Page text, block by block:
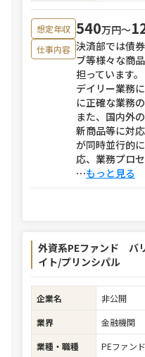
想定年収 540万円〜
仕事内容 決済部では債
ブ等様々な商
担っています。
デイリー業務
に正確な業務
また、国内外
新商品等に対
が同時並行的
応、業務プロ
⋯もっと見る
外資系PEファンド バ
イト/プリンシパル
企業名
非公開
業界
金融機関
業種・職種
PEファンド